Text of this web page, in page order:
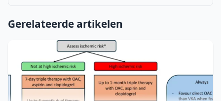
Gerelateerde artikelen